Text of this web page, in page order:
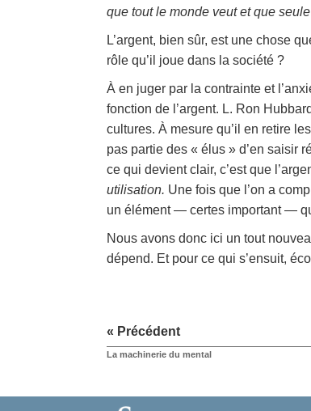
que tout le monde veut et que
L’argent, bien sûr, est une chose
rôle qu’il joue dans la société ?
À en juger par la contrainte et
fonction de l’argent. L. Ron
cultures. À mesure qu’il en retire
pas partie des « élus » d’en saisir
ce qui devient clair, c’est que
utilisation. Une fois que l’on a
un élément — certes important —
Nous avons donc ici un tout
dépend. Et pour ce qui s’ensuit,
« Précédent
La machinerie du mental